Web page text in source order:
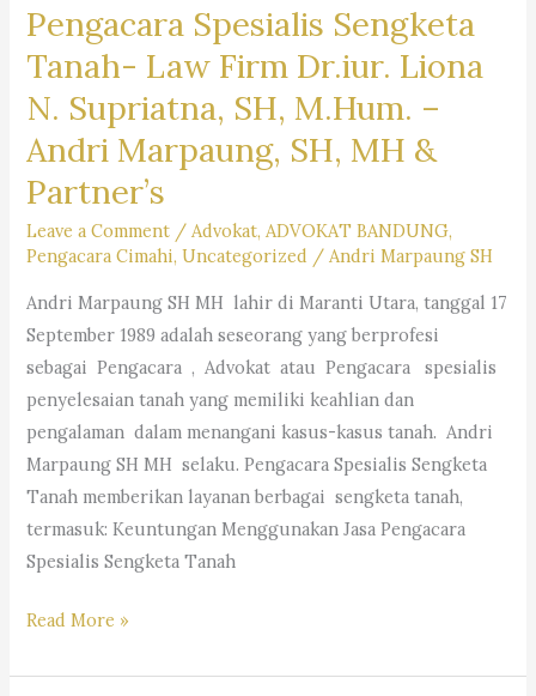
Law
Dr.
Iur
Liona
N.
Supriatna.,
S.H.,
M.Hum.
–
Andri
Marpaung,
S.H.
M.H.&
Partners
Pengacara Spesialis Sengketa
Tanah- Law Firm Dr.iur. Liona
N. Supriatna, SH, M.Hum. –
Andri Marpaung, SH, MH &
Partner’s
Leave a Comment /Advokat,ADVOKAT BANDUNG,
Pengacara Cimahi,Uncategorized /Andri Marpaung SH
Andri Marpaung SH MH lahir di Maranti Utara, tanggal 17
September 1989 adalah seseorang yang berprofesi
sebagai Pengacara , Advokat atau Pengacara spesialis
penyelesaian tanah yang memiliki keahlian dan
pengalaman dalam menangani kasus-kasus tanah. Andri
Marpaung SH MH selaku. Pengacara Spesialis Sengketa
Tanah memberikan layanan berbagai sengketa tanah,
termasuk: Keuntungan Menggunakan Jasa Pengacara
Spesialis Sengketa Tanah
Pengacara
Sengketa
Read More »